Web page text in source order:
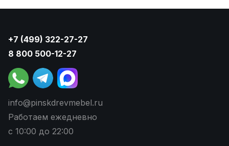
+7 (499) 322-27-27
8 800 500-12-27
info@pinskdrevmebel.ru
Работаем ежедневно
с 10:00 до 22:00